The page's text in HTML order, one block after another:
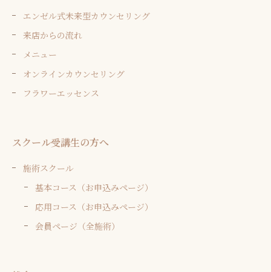
エンゼル式未来型カウンセリング
来店からの流れ
メニュー
オンラインカウンセリング
フラワーエッセンス
スクール受講生の方へ
施術スクール
基本コース（お申込みページ）
応用コース（お申込みページ）
会員ページ（全施術）